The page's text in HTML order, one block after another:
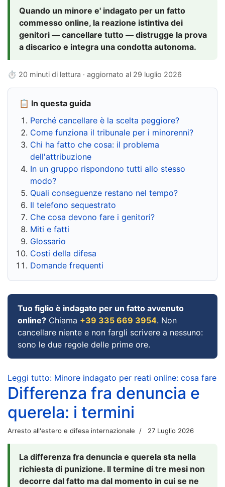
Quando un minore e' indagato per un fatto
commesso online, la reazione istintiva dei
genitori — cancellare tutto — distrugge la prova
a discarico e integra una condotta autonoma.
⏱ 20 minuti di lettura · aggiornato al 29 luglio 2026
📋 In questa guida
Perché cancellare è la scelta peggiore?
Come funziona il tribunale per i minorenni?
Chi ha fatto che cosa: il problema
dell'attribuzione
In un gruppo rispondono tutti allo stesso
modo?
Quali conseguenze restano nel tempo?
Il telefono sequestrato
Che cosa devono fare i genitori?
Miti e fatti
Glossario
Costi della difesa
Domande frequenti
Tuo figlio è indagato per un fatto avvenuto
online? Chiama +39 335 669 3954. Non
cancellare niente e non fargli scrivere a nessuno:
sono le due regole delle prime ore.
Leggi tutto: Minore indagato per reati online: cosa fare
Differenza fra denuncia e
querela: i termini
Arresto all'estero e difesa internazionale 27 Luglio 2026
La differenza fra denuncia e querela sta nella
richiesta di punizione. Il termine di tre mesi non
decorre dal fatto ma dal momento in cui se ne